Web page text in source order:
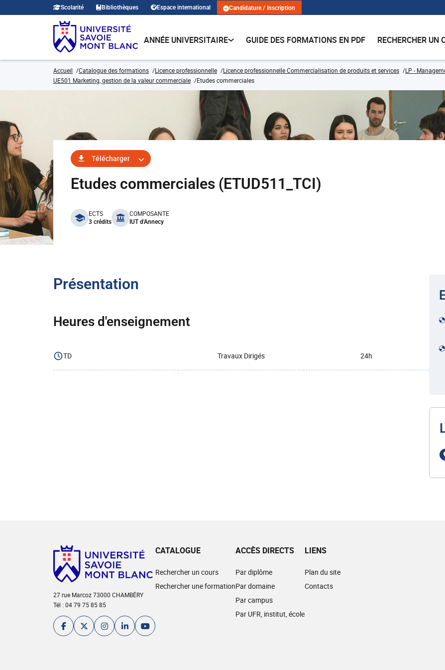
Scolarité Bibliothèques Espace international Candidature / Inscription
ANNÉE UNIVERSITAIRE GUIDE DES FORMATIONS EN PDF RECHERCHER UN
Accueil Catalogue des formations Licence professionnelle Licence professionnelle Commercialisation de produits et services
LP -
UE501 Marketing, gestion de la valeur commerciale
Etudes commerciales
Télécharger
Etudes commerciales (ETUD511_TCI)
benefits
ECTS
3 crédits
COMPOSANTE
IUT d'Annecy
Présentation
Heures d'enseignement
TD Travaux Dirigés 24h
27 rue Marcoz 73000 CHAMBÉRY
Tél : 04 79 75 85 85
CATALOGUE
Rechercher un cours
Rechercher une formation
ACCÈS DIRECTS
Par diplôme
Par domaine
Par campus
Par UFR, institut, école
LIENS
Plan du site
Contacts